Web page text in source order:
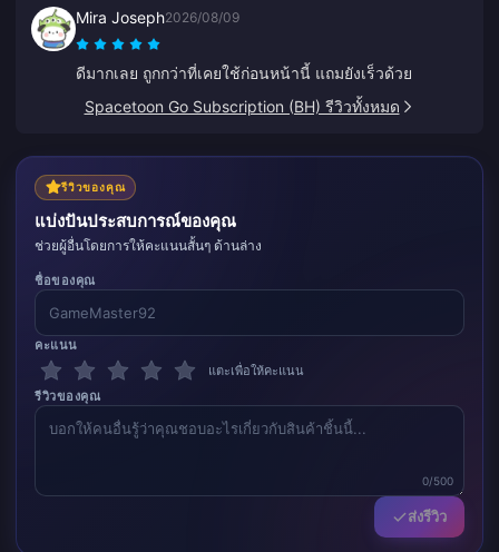
Mira Joseph2026/08/09
ดีมากเลย ถูกกว่าที่เคยใช้ก่อนหน้านี้ แถมยังเร็วด้วย
Spacetoon Go Subscription (BH) รีวิวทั้งหมด
รีวิวของคุณ
แบ่งปันประสบการณ์ของคุณ
ช่วยผู้อื่นโดยการให้คะแนนสั้นๆ ด้านล่าง
ชื่อของคุณ
คะแนน
แตะเพื่อให้คะแนน
รีวิวของคุณ
0/500
ส่งรีวิว